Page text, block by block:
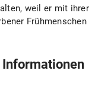
weil er mit ihrer
Frühmenschen